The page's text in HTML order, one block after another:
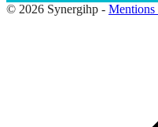
© 2026 Synergihp - Mentions